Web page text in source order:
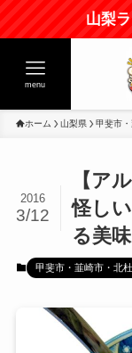
山梨
menu
ホーム 山梨県 甲斐市
【ア
怪し
る美
2016
3/12
甲斐市・韮崎市・北